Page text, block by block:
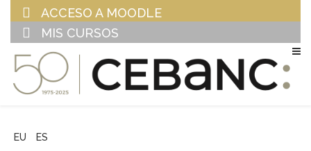
ACCESO A MOODLE
MIS CURSOS
EU ES